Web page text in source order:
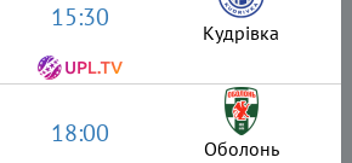
15:30 Кудрівка
18:00 Оболонь